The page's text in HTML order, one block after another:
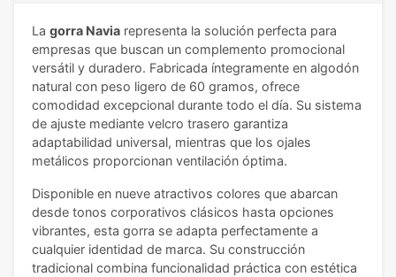
La gorra Navia representa la solución perfecta para
empresas que buscan un complemento promocional
versátil y duradero. Fabricada íntegramente en algodón
natural con peso ligero de 60 gramos, ofrece
comodidad excepcional durante todo el día. Su sistema
de ajuste mediante velcro trasero garantiza
adaptabilidad universal, mientras que los ojales
metálicos proporcionan ventilación óptima.
Disponible en nueve atractivos colores que abarcan
desde tonos corporativos clásicos hasta opciones
vibrantes, esta gorra se adapta perfectamente a
cualquier identidad de marca. Su construcción
tradicional combina funcionalidad práctica con estética